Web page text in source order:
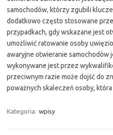
samochodów, którzy zgubili
dodatkowo często stosowane
przypadkach, gdy wskazane jest
umożliwić ratowanie osoby
awaryjne otwieranie samochodów
wykonywane jest przez
przeciwnym razie może dojść do
poważnych skaleczeń osoby,
Kategoria: wpisy